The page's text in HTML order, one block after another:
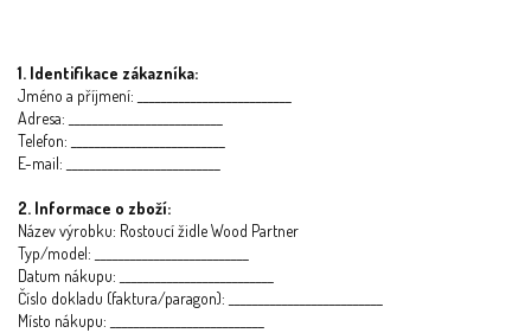
1. Identifikace zákazníka:
Jméno a příjmení: __________________________
Adresa: __________________________
Telefon: __________________________
E-mail: __________________________
2. Informace o zboží:
Název výrobku: Rostoucí židle Wood Partner
Typ/model: __________________________
Datum nákupu: __________________________
Číslo dokladu (faktura/paragon): __________________________
Místo nákupu: __________________________